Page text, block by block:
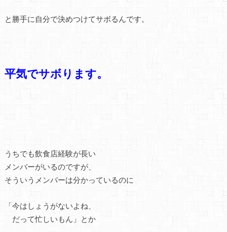
と勝手に自分で決めつけてサボるんです。
平気でサボります。
うちでも飲食店経験が長い
メンバーがいるのですが、
そういうメンバーは分かっているのに
「今はしょうがないよね、
だって忙しいもん」とか